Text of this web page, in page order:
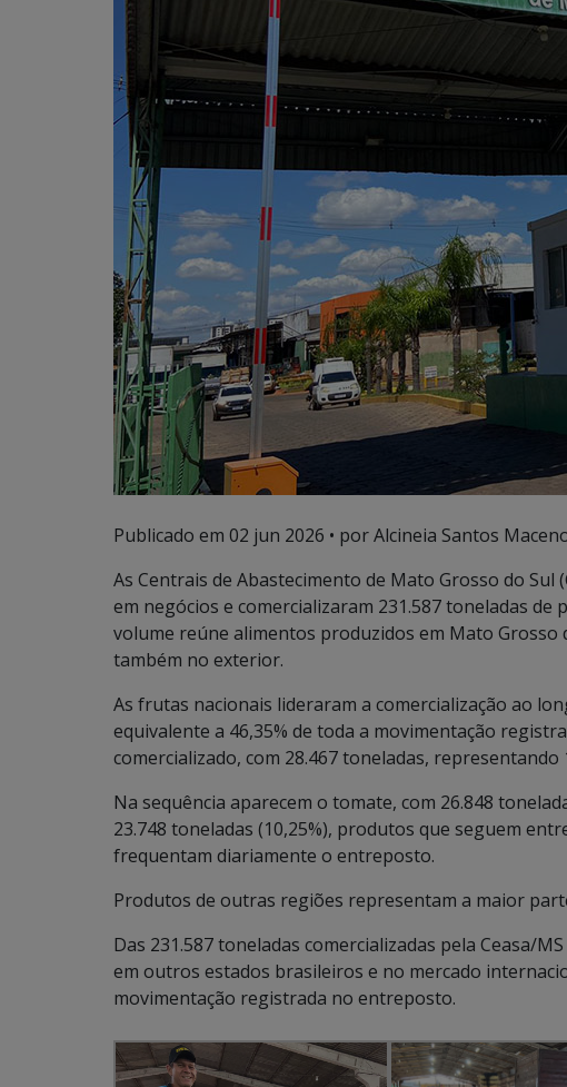
Publicado em 02 jun 2026 • por Alcineia Santos
As Centrais de Abastecimento de Mato Grosso do Sul
em negócios e comercializaram 231.587 toneladas
volume reúne alimentos produzidos em Mato Grosso
também no exterior.
As frutas nacionais lideraram a comercialização ao
equivalente a 46,35% de toda a movimentação
comercializado, com 28.467 toneladas, representando
Na sequência aparecem o tomate, com 26.848
23.748 toneladas (10,25%), produtos que seguem
frequentam diariamente o entreposto.
Produtos de outras regiões representam a maior
Das 231.587 toneladas comercializadas pela Ceasa/
em outros estados brasileiros e no mercado
movimentação registrada no entreposto.